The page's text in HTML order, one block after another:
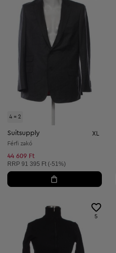
4 = 2
Suitsupply XL
Férfi zakó
44 609 Ft
Ajánlott ár:
RRP 91 395 Ft (-51%)
5